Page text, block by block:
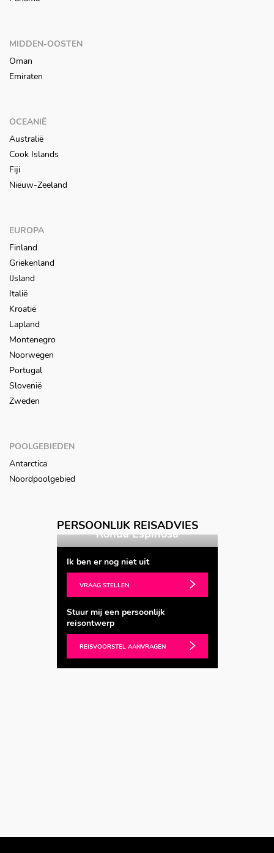
MIDDEN-OOSTEN
Oman
Emiraten
OCEANIË
Australië
Cook Islands
Fiji
Nieuw-Zeeland
EUROPA
Finland
Griekenland
IJsland
Italië
Kroatië
Lapland
Montenegro
Noorwegen
Portugal
Slovenië
Zweden
POOLGEBIEDEN
Antarctica
Noordpoolgebied
PERSOONLIJK REISADVIES
Barbara Roeters
Ik ben er nog niet uit
VRAAG STELLEN
Stuur mij een persoonlijk
reisontwerp
REISVOORSTEL AANVRAGEN